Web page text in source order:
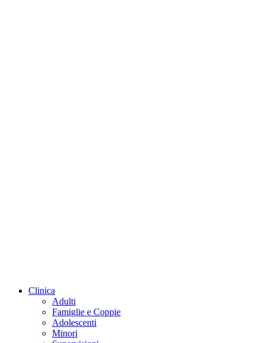
Clinica
Adulti
Famiglie e Coppie
Adolescenti
Minori